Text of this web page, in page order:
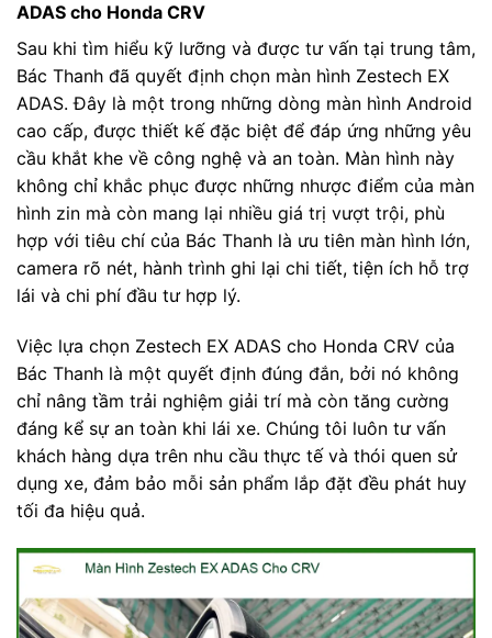
ADAS cho Honda CRV
Sau khi tìm hiểu kỹ lưỡng và được tư vấn tại trung tâm,
Bác Thanh đã quyết định chọn màn hình Zestech EX
ADAS. Đây là một trong những dòng màn hình Android
cao cấp, được thiết kế đặc biệt để đáp ứng những yêu
cầu khắt khe về công nghệ và an toàn. Màn hình này
không chỉ khắc phục được những nhược điểm của màn
hình zin mà còn mang lại nhiều giá trị vượt trội, phù
hợp với tiêu chí của Bác Thanh là ưu tiên màn hình lớn,
camera rõ nét, hành trình ghi lại chi tiết, tiện ích hỗ trợ
lái và chi phí đầu tư hợp lý.
Việc lựa chọn Zestech EX ADAS cho Honda CRV của
Bác Thanh là một quyết định đúng đắn, bởi nó không
chỉ nâng tầm trải nghiệm giải trí mà còn tăng cường
đáng kể sự an toàn khi lái xe. Chúng tôi luôn tư vấn
khách hàng dựa trên nhu cầu thực tế và thói quen sử
dụng xe, đảm bảo mỗi sản phẩm lắp đặt đều phát huy
tối đa hiệu quả.